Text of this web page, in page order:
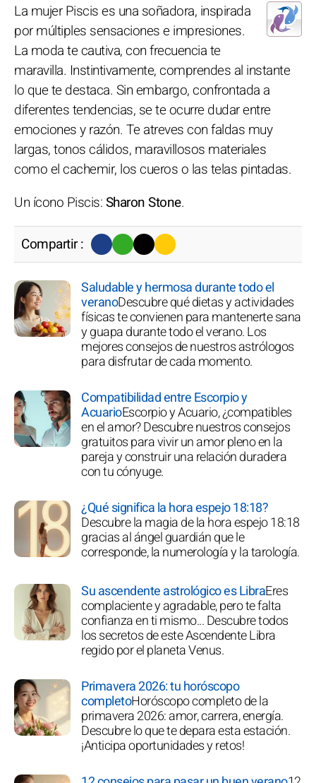
La mujer Piscis es una soñadora, inspirada
por múltiples sensaciones e impresiones.
La moda te cautiva, con frecuencia te
maravilla. Instintivamente, comprendes al instante
lo que te destaca. Sin embargo, confrontada a
diferentes tendencias, se te ocurre dudar entre
emociones y razón. Te atreves con faldas muy
largas, tonos cálidos, maravillosos materiales
como el cachemir, los cueros o las telas pintadas.
Un ícono Piscis:Sharon Stone.
Compartir :
Saludable y hermosa durante todo el
veranoDescubre qué dietas y actividades
físicas te convienen para mantenerte sana
y guapa durante todo el verano. Los
mejores consejos de nuestros astrólogos
para disfrutar de cada momento.
Compatibilidad entre Escorpio y
AcuarioEscorpio y Acuario, ¿compatibles
en el amor? Descubre nuestros consejos
gratuitos para vivir un amor pleno en la
pareja y construir una relación duradera
con tu cónyuge.
¿Qué significa la hora espejo 18:18?
Descubre la magia de la hora espejo 18:18
gracias al ángel guardián que le
corresponde, la numerología y la tarología.
Su ascendente astrológico es LibraEres
complaciente y agradable, pero te falta
confianza en ti mismo... Descubre todos
los secretos de este Ascendente Libra
regido por el planeta Venus.
Primavera 2026: tu horóscopo
completoHoróscopo completo de la
primavera 2026: amor, carrera, energía.
Descubre lo que te depara esta estación.
¡Anticipa oportunidades y retos!